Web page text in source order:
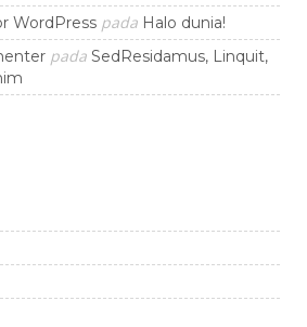
WordPress pada Halo dunia!
pada SedResidamus, Linquit,